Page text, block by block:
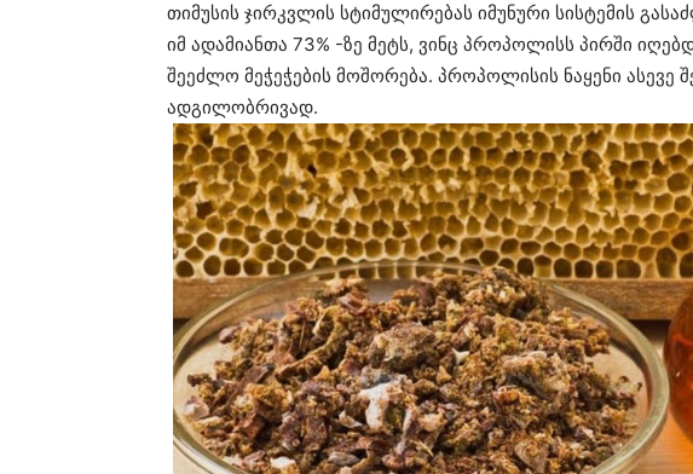
თიმუსის ჯირკვლის სტიმულირებას იმუნური სისტემის
იმ ადამიანთა 73% -ზე მეტს, ვინც პროპოლისს პირში
შეეძლო მეჭეჭების მოშორება. პროპოლისის ნაყენი ასევე
ადგილობრივად.